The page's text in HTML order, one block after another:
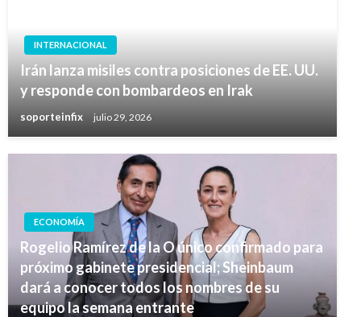
INTERNACIONAL
Irán lanza misiles contra posiciones de EE. UU.
y responde con bombardeos en Irak
soporteinfix julio 29, 2026
ECONOMÍA
Rogelio Ramírez de la O único confirmado para
próximo gabinete presidencial; Sheinbaum
dará a conocer todos los nombres de su
equipo la semana entrante